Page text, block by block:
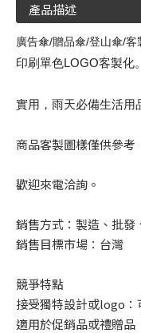
產品描述
廣告傘/贈品傘/登山傘/客
印刷單色LOGO客製化。
實用，雨天必備生活用
商品客製圖樣僅供參考
歡迎來電洽詢。
銷售方式：製造、批發
銷售目標市場：台灣
競爭特點
接受獨特設計或logo：
適用於促銷品或禮贈品